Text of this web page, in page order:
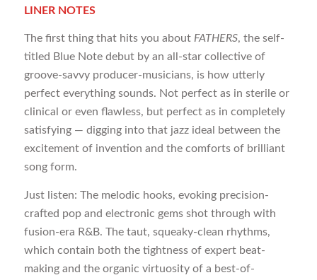
LINER NOTES
The first thing that hits you about FATHERS, the self-
titled Blue Note debut by an all-star collective of
groove-savvy producer-musicians, is how utterly
perfect everything sounds. Not perfect as in sterile or
clinical or even flawless, but perfect as in completely
satisfying — digging into that jazz ideal between the
excitement of invention and the comforts of brilliant
song form.
Just listen: The melodic hooks, evoking precision-
crafted pop and electronic gems shot through with
fusion-era R&B. The taut, squeaky-clean rhythms,
which contain both the tightness of expert beat-
making and the organic virtuosity of a best-of-